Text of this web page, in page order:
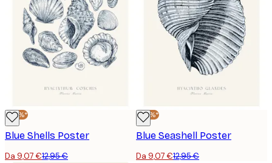
-30%*
Blue Shells Poster
Da 9,07 €12,95 €
-30%*
Blue Seashell Poster
Da 9,07 €12,95 €